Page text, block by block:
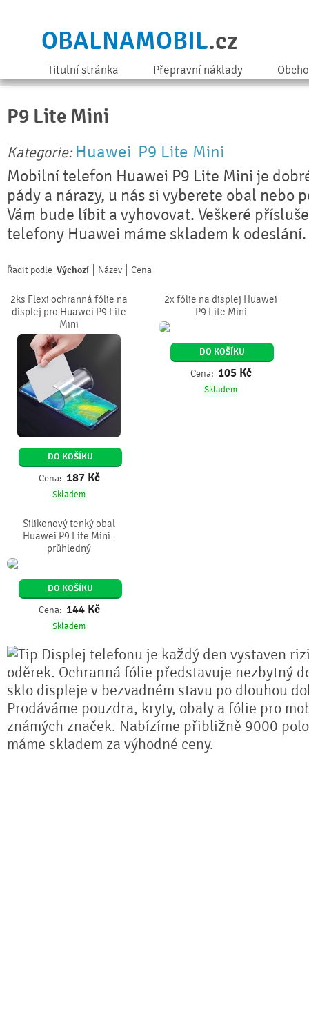
OBALNAMOBIL.cz
Titulní stránka Přepravní náklady
P9 Lite Mini
Kategorie: Huawei P9 Lite Mini
Mobilní telefon Huawei P9 Lite Mini je
pády a nárazy, u nás si vyberete obal nebo
Vám bude líbit a vyhovovat. Veškeré
telefony Huawei máme skladem k odeslání.
Řadit podle Výchozí Název Cena
2ks Flexi ochranná fólie na
displej pro Huawei P9 Lite
Mini
DO KOŠÍKU
Cena: 187 Kč
Skladem
2x fólie na displej Huawei
P9 Lite Mini
DO KOŠÍKU
Cena: 105 Kč
Skladem
Silikonový tenký obal
Huawei P9 Lite Mini -
průhledný
DO KOŠÍKU
Cena: 144 Kč
Skladem
Displej telefonu je každý den vystaven
oděrek. Ochranná fólie představuje nezbytný
sklo displeje v bezvadném stavu po dlouhou
Prodáváme pouzdra, kryty, obaly a fólie pro
známých značek. Nabízíme přibližně 9000
máme skladem za výhodné ceny.